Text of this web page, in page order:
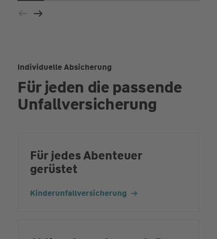
Individuelle Absicherung
Für jeden die passende
Unfallversicherung
Für jedes Abenteuer
gerüstet
Kinderunfallversicherung